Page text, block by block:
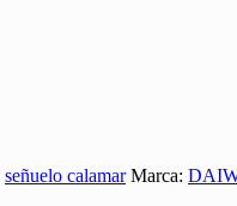
señuelo calamar Marca: